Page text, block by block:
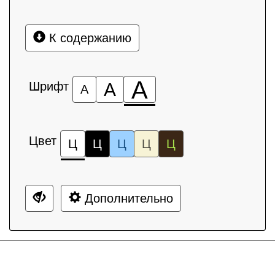
К содержанию
Шрифт А А А
Цвет Ц Ц Ц Ц Ц
Дополнительно